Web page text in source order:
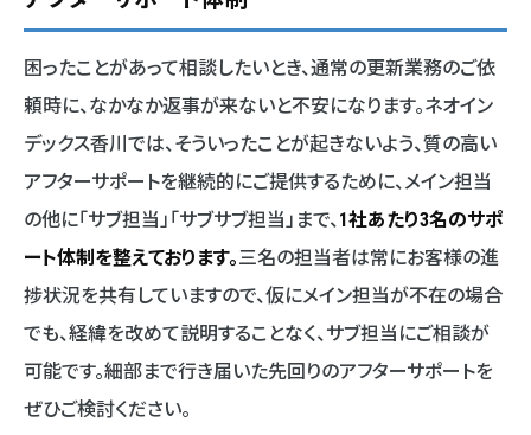
困ったことがあって相談したいとき、通常の更新業務のご依
頼時に、なかなか返事が来ないと不安になります。ネオイン
デックス香川では、そういったことが起きないよう、質の高い
アフターサポートを継続的にご提供するために、メイン担当
の他に「サブ担当」「サブサブ担当」まで、1社あたり3名のサポ
ート体制を整えております。三名の担当者は常にお客様の進
捗状況を共有していますので、仮にメイン担当が不在の場合
でも、経緯を改めて説明することなく、サブ担当にご相談が
可能です。細部まで行き届いた先回りのアフターサポートを
ぜひご検討ください。